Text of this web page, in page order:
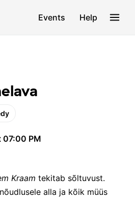
Events Help
07:00 PM
Kraam tekitab sõltuvust.
alla ja kõik müüs